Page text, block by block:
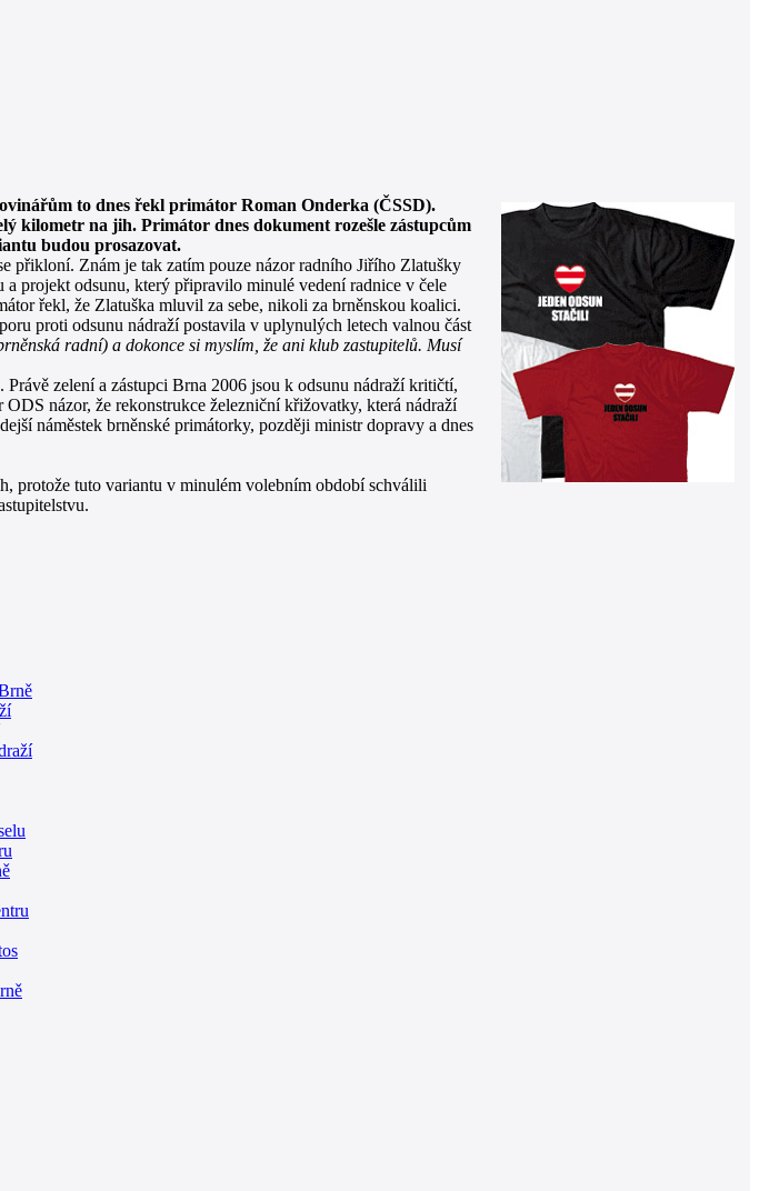
to dnes řekl primátor Roman Onderka (ČSSD).
kilometr na jih. Primátor dnes dokument rozešle zástupcům
budou prosazovat.
přikloní. Znám je tak zatím pouze názor radního Jiřího Zlatušky
projekt odsunu, který připravilo minulé vedení radnice v čele
řekl, že Zlatuška mluvil za sebe, nikoli za brněnskou koalici.
proti odsunu nádraží postavila v uplynulých letech valnou část
radní) a dokonce si myslím, že ani klub zastupitelů. Musí
zelení a zástupci Brna 2006 jsou k odsunu nádraží kritičtí,
názor, že rekonstrukce železniční křižovatky, která nádraží
náměstek brněnské primátorky, později ministr dopravy a dnes
protože tuto variantu v minulém volebním období schválili